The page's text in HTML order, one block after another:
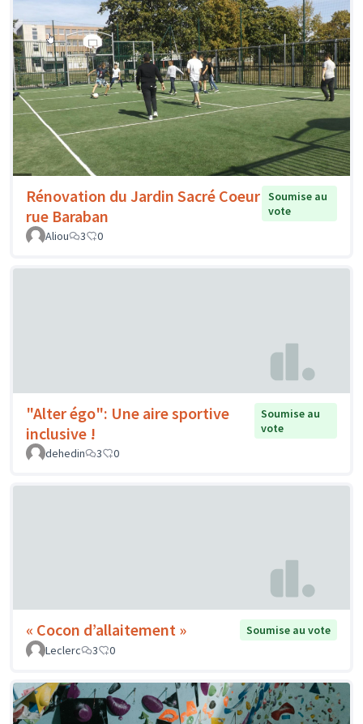
Rénovation du Jardin Sacré Coeur
rue Baraban
Soumise au
vote
Aliou
3 0
"Alter égo": Une aire sportive
inclusive !
Soumise au
vote
dehedin
3 0
« Cocon d’allaitement »
Soumise au vote
Leclerc
3 0